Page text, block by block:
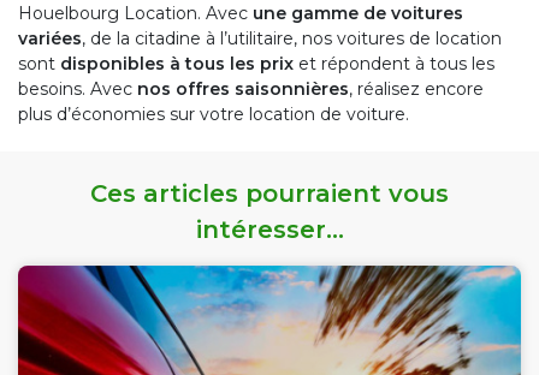
Houelbourg Location. Avec une gamme de voitures
variées, de la citadine à l’utilitaire, nos voitures de location
sont disponibles à tous les prix et répondent à tous les
besoins. Avec nos offres saisonnières, réalisez encore
plus d’économies sur votre location de voiture.
Ces articles pourraient vous
intéresser...